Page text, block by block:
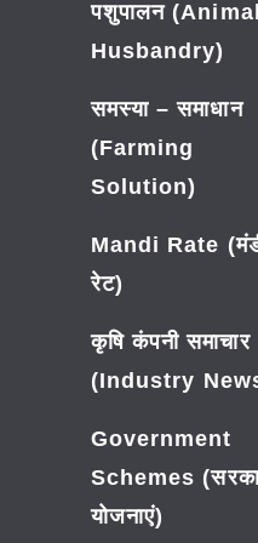
पशुपालन (Animal
Husbandry)
समस्या – समाधान
(Farming
Solution)
Mandi Rate
रेट)
कृषि कंपनी समाचार
(Industry
Government
Schemes
योजनाएं)